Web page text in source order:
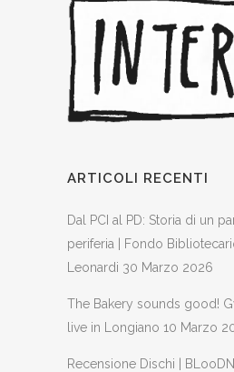
ARTICOLI RECENTI
Dal PCI al PD: Storia di un
periferia | Fondo
Leonardi 30 Marzo 2026
The Bakery sounds good!
live in Longiano 10 Marzo
Recensione Dischi |